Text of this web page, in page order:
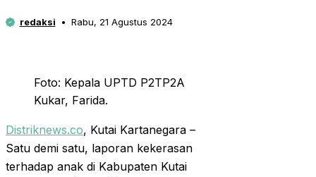
redaksi Rabu, 21 Agustus 2024
Foto: Kepala UPTD P2TP2A
Kukar, Farida.
Distriknews.co, Kutai Kartanegara –
Satu demi satu, laporan kekerasan
terhadap anak di Kabupaten Kutai